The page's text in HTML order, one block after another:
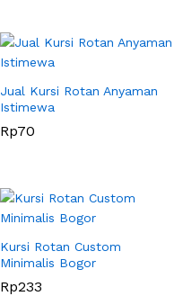
Jual Kursi Rotan Anyaman
Istimewa
Rp70
Kursi Rotan Custom
Minimalis Bogor
Rp233